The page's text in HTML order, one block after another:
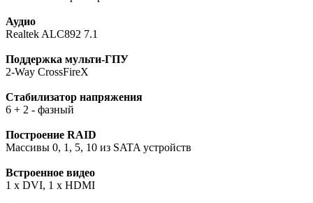
Аудио
Realtek ALC892 7.1
Поддержка мульти-ГПУ
2-Way CrossFireX
Стабилизатор напряжения
6 + 2 - фазный
Построение RAID
Массивы 0, 1, 5, 10 из SATA устройств
Встроенное видео
1 x DVI, 1 x HDMI